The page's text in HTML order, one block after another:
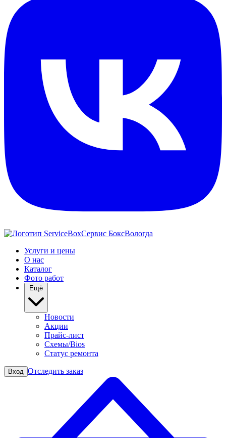
Сервис БоксВологда
Услуги и цены
О нас
Каталог
Фото работ
Новости
Акции
Прайс-лист
Схемы/Bios
Статус ремонта
Вход Отследить заказ